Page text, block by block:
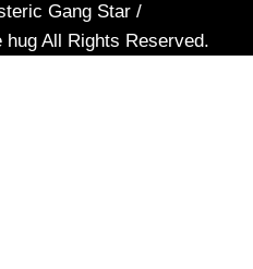
Gang Star /
hug All Rights Reserved.